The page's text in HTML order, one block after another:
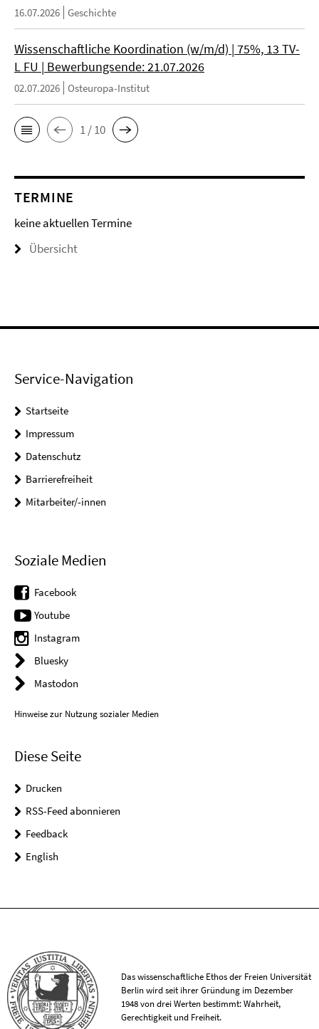
16.07.2026 Geschichte
Wissenschaftliche Koordination (w/m/d) | 75%, 13 TV-
L FU | Bewerbungsende: 21.07.2026
02.07.2026 Osteuropa-Institut
1 / 10
TERMINE
keine aktuellen Termine
Übersicht
Service-Navigation
Startseite
Impressum
Datenschutz
Barrierefreiheit
Mitarbeiter/-innen
Soziale Medien
Facebook
Youtube
Instagram
Bluesky
Mastodon
Hinweise zur Nutzung sozialer Medien
Diese Seite
Drucken
RSS-Feed abonnieren
Feedback
English
Das wissenschaftliche Ethos der Freien Universität
Berlin wird seit ihrer Gründung im Dezember
1948 von drei Werten bestimmt: Wahrheit,
Gerechtigkeit und Freiheit.